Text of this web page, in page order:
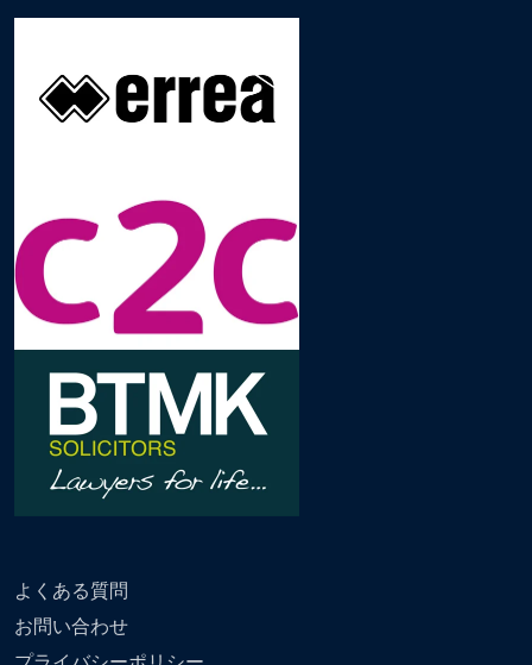
よくある質問
お問い合わせ